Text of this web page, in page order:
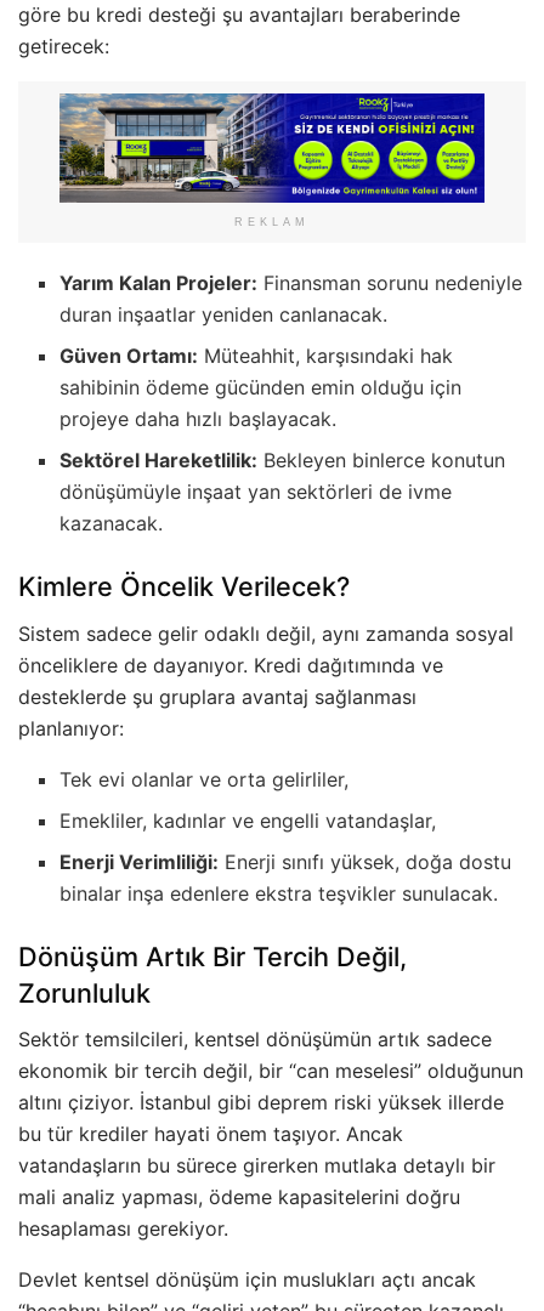
göre bu kredi desteği şu avantajları beraberinde
getirecek:
REKLAM
Yarım Kalan Projeler: Finansman sorunu nedeniyle
duran inşaatlar yeniden canlanacak.
Güven Ortamı: Müteahhit, karşısındaki hak
sahibinin ödeme gücünden emin olduğu için
projeye daha hızlı başlayacak.
Sektörel Hareketlilik: Bekleyen binlerce konutun
dönüşümüyle inşaat yan sektörleri de ivme
kazanacak.
Kimlere Öncelik Verilecek?
Sistem sadece gelir odaklı değil, aynı zamanda sosyal
önceliklere de dayanıyor. Kredi dağıtımında ve
desteklerde şu gruplara avantaj sağlanması
planlanıyor:
Tek evi olanlar ve orta gelirliler,
Emekliler, kadınlar ve engelli vatandaşlar,
Enerji Verimliliği: Enerji sınıfı yüksek, doğa dostu
binalar inşa edenlere ekstra teşvikler sunulacak.
Dönüşüm Artık Bir Tercih Değil,
Zorunluluk
Sektör temsilcileri, kentsel dönüşümün artık sadece
ekonomik bir tercih değil, bir “can meselesi” olduğunun
altını çiziyor. İstanbul gibi deprem riski yüksek illerde
bu tür krediler hayati önem taşıyor. Ancak
vatandaşların bu sürece girerken mutlaka detaylı bir
mali analiz yapması, ödeme kapasitelerini doğru
hesaplaması gerekiyor.
Devlet kentsel dönüşüm için muslukları açtı ancak